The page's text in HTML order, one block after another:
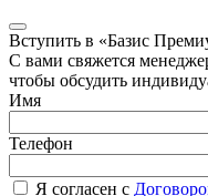
Вступить в «Базис
С вами свяжется
чтобы обсудить
Имя
Телефон
Я согласен с